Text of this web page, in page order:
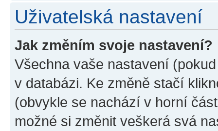
Uživatelská nastavení
Jak změním svoje nastavení?
Všechna vaše nastavení
v databázi. Ke změně stačí
(obvykle se nachází v horní
možné si změnit veškerá svá